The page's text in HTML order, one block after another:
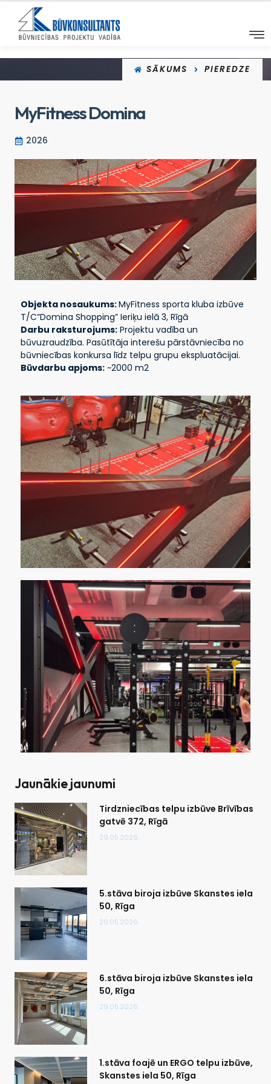
SĀKUMS PIEREDZE
MyFitness Domina
2026
Objekta nosaukums:MyFitness sporta kluba izbūve
T/C”Domina Shopping” Ieriķu ielā 3, Rīgā
Darbu raksturojums: Projektu vadība un
būvuzraudzība. Pasūtītāja interešu pārstāvniecība no
būvniecības konkursa līdz telpu grupu ekspluatācijai.
Būvdarbu apjoms: ~2000 m2
Jaunākie jaunumi
Tirdzniecības telpu izbūve Brīvības
gatvē 372, Rīgā
29.05.2026.
5.stāva biroja izbūve Skanstes iela
50, Rīga
29.05.2026.
6.stāva biroja izbūve Skanstes iela
50, Rīga
29.05.2026.
1.stāva foajē un ERGO telpu izbūve,
Skanstes iela 50, Rīga